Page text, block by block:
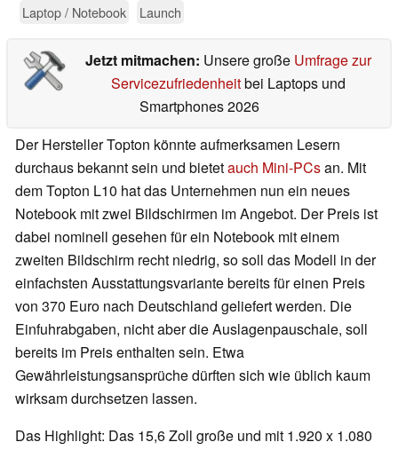
Laptop / Notebook Launch
Jetzt mitmachen: Unsere große Umfrage zur
Servicezufriedenheitbei Laptops und
Smartphones 2026
Der Hersteller Topton könnte aufmerksamen Lesern
durchaus bekannt sein und bietetauch Mini-PCsan. Mit
dem Topton L10 hat das Unternehmen nun ein neues
Notebook mit zwei Bildschirmen im Angebot. Der Preis ist
dabei nominell gesehen für ein Notebook mit einem
zweiten Bildschirm recht niedrig, so soll das Modell in der
einfachsten Ausstattungsvariante bereits für einen Preis
von 370 Euro nach Deutschland geliefert werden. Die
Einfuhrabgaben, nicht aber die Auslagenpauschale, soll
bereits im Preis enthalten sein. Etwa
Gewährleistungsansprüche dürften sich wie üblich kaum
wirksam durchsetzen lassen.
Das Highlight: Das 15,6 Zoll große und mit 1.920 x 1.080